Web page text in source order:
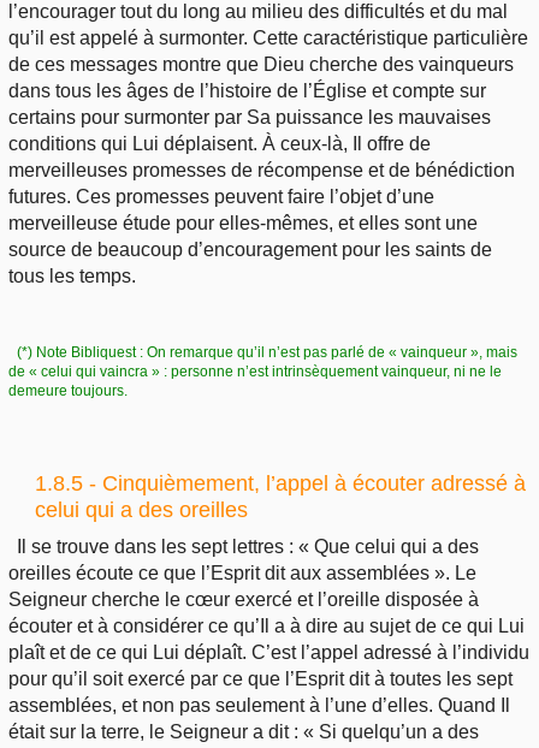
l’encourager tout du long au milieu des difficultés et du mal
qu’il est appelé à surmonter. Cette caractéristique particulière
de ces messages montre que Dieu cherche des vainqueurs
dans tous les âges de l’histoire de l’Église et compte sur
certains pour surmonter par Sa puissance les mauvaises
conditions qui Lui déplaisent. À ceux-là, Il offre de
merveilleuses promesses de récompense et de bénédiction
futures. Ces promesses peuvent faire l’objet d’une
merveilleuse étude pour elles-mêmes, et elles sont une
source de beaucoup d’encouragement pour les saints de
tous les temps.
(*) Note Bibliquest : On remarque qu’il n’est pas parlé de « vainqueur », mais
de « celui qui vaincra » : personne n’est intrinsèquement vainqueur, ni ne le
demeure toujours.
1.8.5 - Cinquièmement, l’appel à écouter adressé à
celui qui a des oreilles
Il se trouve dans les sept lettres : « Que celui qui a des
oreilles écoute ce que l’Esprit dit aux assemblées ». Le
Seigneur cherche le cœur exercé et l’oreille disposée à
écouter et à considérer ce qu’Il a à dire au sujet de ce qui Lui
plaît et de ce qui Lui déplaît. C’est l’appel adressé à l’individu
pour qu’il soit exercé par ce que l’Esprit dit à toutes les sept
assemblées, et non pas seulement à l’une d’elles. Quand Il
était sur la terre, le Seigneur a dit : « Si quelqu’un a des